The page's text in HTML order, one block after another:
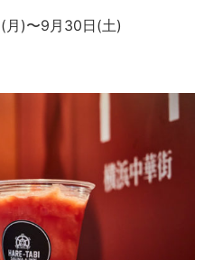
月)〜9月30日(土)